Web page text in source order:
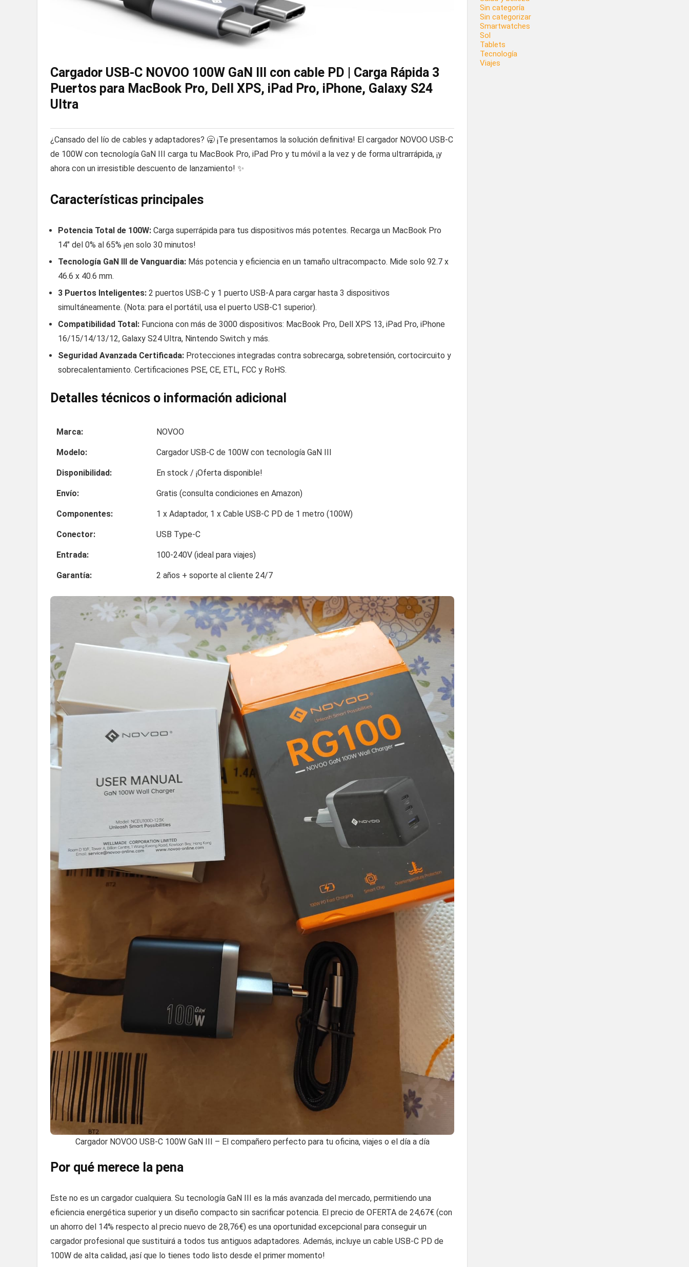
Cargador USB-C NOVOO 100W GaN III con cable PD | Carga Rápida 3
Puertos para MacBook Pro, Dell XPS, iPad Pro, iPhone, Galaxy S24
Ultra
¿Cansado del lío de cables y adaptadores? 🥱 ¡Te presentamos la solución definitiva! El cargador NOVOO USB-C
de 100W con tecnología GaN III carga tu MacBook Pro, iPad Pro y tu móvil a la vez y de forma ultrarrápida, ¡y
ahora con un irresistible descuento de lanzamiento! ✨
Características principales
Potencia Total de 100W: Carga superrápida para tus dispositivos más potentes. Recarga un MacBook Pro
14″ del 0% al 65% ¡en solo 30 minutos!
Tecnología GaN III de Vanguardia: Más potencia y eficiencia en un tamaño ultracompacto. Mide solo 92.7 x
46.6 x 40.6 mm.
3 Puertos Inteligentes: 2 puertos USB-C y 1 puerto USB-A para cargar hasta 3 dispositivos
simultáneamente. (Nota: para el portátil, usa el puerto USB-C1 superior).
Compatibilidad Total: Funciona con más de 3000 dispositivos: MacBook Pro, Dell XPS 13, iPad Pro, iPhone
16/15/14/13/12, Galaxy S24 Ultra, Nintendo Switch y más.
Seguridad Avanzada Certificada: Protecciones integradas contra sobrecarga, sobretensión, cortocircuito y
sobrecalentamiento. Certificaciones PSE, CE, ETL, FCC y RoHS.
Detalles técnicos o información adicional
Marca: NOVOO
Modelo: Cargador USB-C de 100W con tecnología GaN III
Disponibilidad: En stock / ¡Oferta disponible!
Envío: Gratis (consulta condiciones en Amazon)
Componentes: 1 x Adaptador, 1 x Cable USB-C PD de 1 metro (100W)
Conector: USB Type-C
Entrada: 100-240V (ideal para viajes)
Garantía: 2 años + soporte al cliente 24/7
Cargador NOVOO USB-C 100W GaN III – El compañero perfecto para tu oficina, viajes o el día a día
Por qué merece la pena
Este no es un cargador cualquiera. Su tecnología GaN III es la más avanzada del mercado, permitiendo una
eficiencia energética superior y un diseño compacto sin sacrificar potencia. El precio de OFERTA de 24,67€ (con
un ahorro del 14% respecto al precio nuevo de 28,76€) es una oportunidad excepcional para conseguir un
cargador profesional que sustituirá a todos tus antiguos adaptadores. Además, incluye un cable USB-C PD de
100W de alta calidad, ¡así que lo tienes todo listo desde el primer momento!
Sin categoría
Sin categorizar
Smartwatches
Sol
Tablets
Tecnología
Viajes